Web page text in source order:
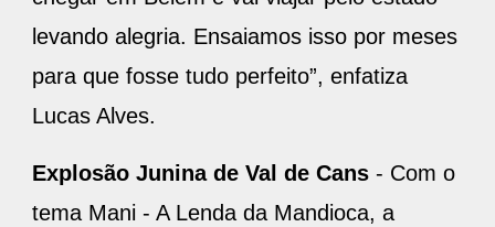
levando alegria. Ensaiamos isso por meses
para que fosse tudo perfeito”, enfatiza
Lucas Alves.
Explosão Junina de Val de Cans - Com o
tema Mani - A Lenda da Mandioca, a